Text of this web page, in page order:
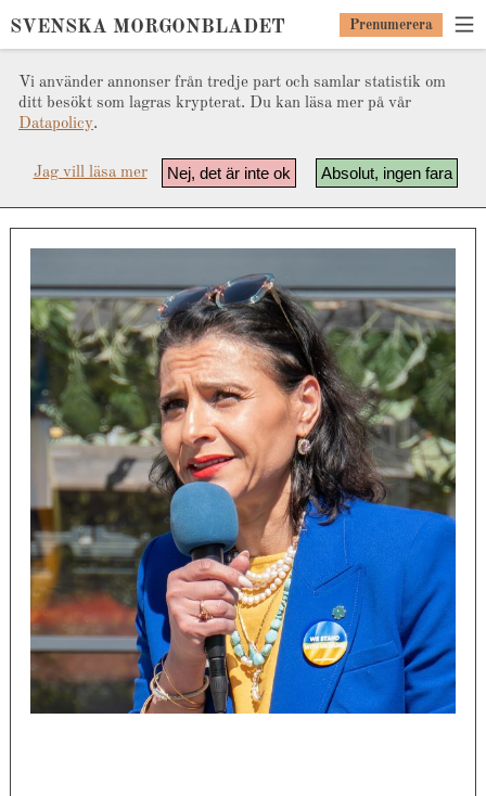
Vi använder annonser från tredje part och samlar statistik om
ditt besökt som lagras krypterat. Du kan läsa mer på vår
Datapolicy.
Absolut, ingen fara
Nej, det är inte ok
Jag vill läsa mer
SVENSKA MORGONBLADET Prenumerera